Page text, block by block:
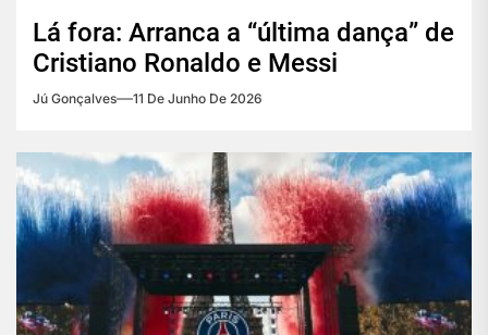
Lá fora: Arranca a “última dança” de
Cristiano Ronaldo e Messi
Jú Gonçalves 11 De Junho De 2026